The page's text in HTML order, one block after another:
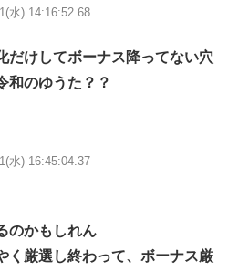
水) 14:16:52.68
だけしてボーナス降ってない穴
和のゆうた？？
水) 16:45:04.37
のかもしれん
く厳選し終わって、ボーナス厳